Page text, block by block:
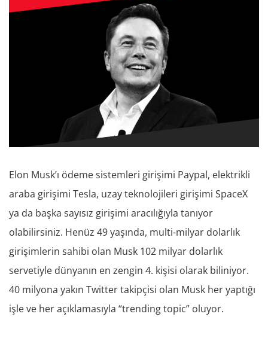
Elon Musk’ı ödeme sistemleri girişimi Paypal, elektrikli
araba girişimi Tesla, uzay teknolojileri girişimi SpaceX
ya da başka sayısız girişimi aracılığıyla tanıyor
olabilirsiniz. Henüz 49 yaşında, multi-milyar dolarlık
girişimlerin sahibi olan Musk 102 milyar dolarlık
servetiyle dünyanın en zengin 4. kişisi olarak biliniyor.
40 milyona yakın Twitter takipçisi olan Musk her yaptığı
işle ve her açıklamasıyla “trending topic” oluyor.